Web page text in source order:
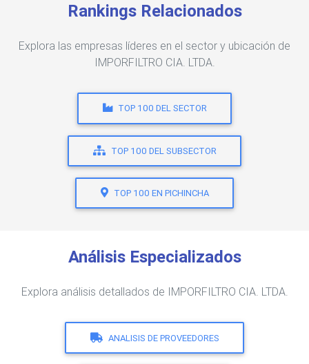
Rankings Relacionados
Explora las empresas líderes en el sector y ubicación de
IMPORFILTRO CIA. LTDA.
TOP 100 DEL SECTOR
TOP 100 DEL SUBSECTOR
TOP 100 EN PICHINCHA
Análisis Especializados
Explora análisis detallados de IMPORFILTRO CIA. LTDA.
ANALISIS DE PROVEEDORES